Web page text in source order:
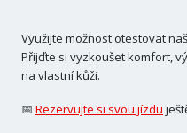
Využijte možnost otestovat
Přijďte si vyzkoušet komfort,
na vlastní kůži.
📅 Rezervujte si svou jízdu